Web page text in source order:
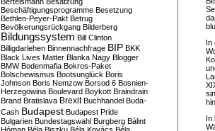
In
In
Beschäftigungsprogramme Besetzung
Bethlen-Peyer-Pakt Betrug
Bevölkerungsrückgang Bilderberg
Bildungssystem Bill Clinton
Billigdarlehen Binnennachfrage BIP BKK
Black Lives Matter Blanka Nagy Blogger
BMW Bodenmafia Bokros-Paket
Bolschewismus Bootsunglück Boris
Johnson Boris Nemzow Borsod 6 Bosnien-
Herzegowina Boulevard Boykott Braindrain
Brand Bratislava Brexit Buchhandel Buda-
Cash Budapest Budapest Pride
Bulgarien Bundestagswahl Burgberg Bálint